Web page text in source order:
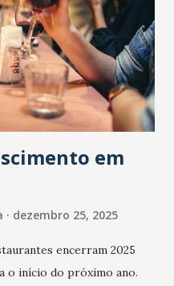
em
dezembro 25, 2025
encerram 2025
o início do próximo ano.